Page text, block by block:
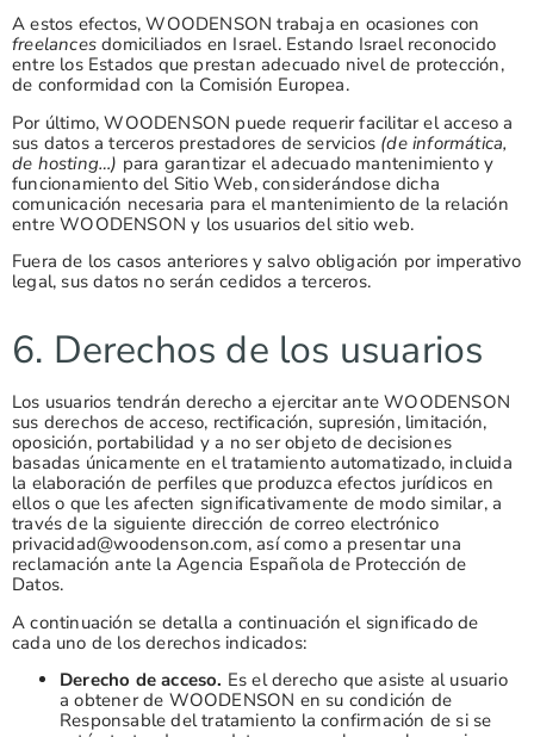
A estos efectos, WOODENSON trabaja en ocasiones con
freelances domiciliados en Israel. Estando Israel reconocido
entre los Estados que prestan adecuado nivel de protección,
de conformidad con la Comisión Europea.
Por último, WOODENSON puede requerir facilitar el acceso a
sus datos a terceros prestadores de servicios (de informática,
de hosting…) para garantizar el adecuado mantenimiento y
funcionamiento del Sitio Web, considerándose dicha
comunicación necesaria para el mantenimiento de la relación
entre WOODENSON y los usuarios del sitio web.
Fuera de los casos anteriores y salvo obligación por imperativo
legal, sus datos no serán cedidos a terceros.
6. Derechos de los usuarios
Los usuarios tendrán derecho a ejercitar ante WOODENSON
sus derechos de acceso, rectificación, supresión, limitación,
oposición, portabilidad y a no ser objeto de decisiones
basadas únicamente en el tratamiento automatizado, incluida
la elaboración de perfiles que produzca efectos jurídicos en
ellos o que les afecten significativamente de modo similar, a
través de la siguiente dirección de correo electrónico
privacidad@woodenson.com, así como a presentar una
reclamación ante la Agencia Española de Protección de
Datos.
A continuación se detalla a continuación el significado de
cada uno de los derechos indicados:
Derecho de acceso. Es el derecho que asiste al usuario
a obtener de WOODENSON en su condición de
Responsable del tratamiento la confirmación de si se